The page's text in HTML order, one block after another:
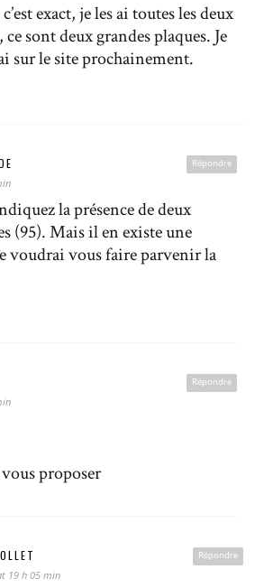
exact, je les ai toutes les deux
sont deux grandes plaques. Je
sur le site prochainement.
Répondre
la présence de deux
(95). Mais il en existe une
voudrai vous faire parvenir la
Répondre
vous proposer
Répondre
19 h 05 min